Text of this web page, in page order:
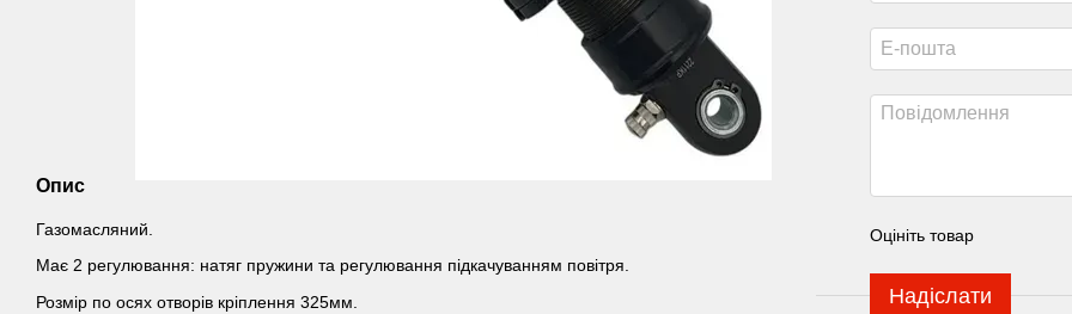
Опис
Газомасляний.
Має 2 регулювання: натяг пружини та регулювання підкачуванням повітря.
Розмір по осях отворів кріплення 325мм.
Оцініть товар
Надіслати